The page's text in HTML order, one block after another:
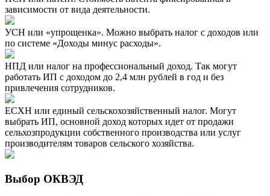
зависимости от вида деятельности.
УСН или «упрощенка». Можно выбрать налог с доходов или
по системе «Доходы минус расходы».
НПД или налог на профессиональный доход. Так могут
работать ИП с доходом до 2,4 млн рублей в год и без
привлечения сотрудников.
ЕСХН или единый сельскохозяйственный налог. Могут
выбрать ИП, основной доход которых идет от продажи
сельхозпродукции собственного производства или услуг
производителям товаров сельского хозяйства.
Выбор ОКВЭД